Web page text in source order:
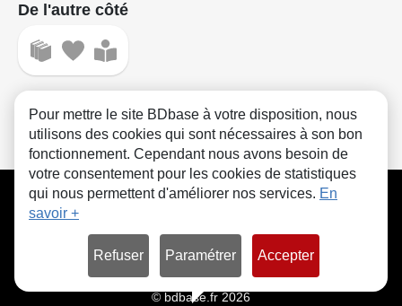
De l'autre côté
CGU FAQ Contact Cookies
© bdbase.fr 2026
Pour mettre le site BDbase à votre disposition, nous
utilisons des cookies qui sont nécessaires à son bon
fonctionnement. Cependant nous avons besoin de
votre consentement pour les cookies de statistiques
qui nous permettent d'améliorer nos services. En
savoir +
Refuser Paramétrer Accepter